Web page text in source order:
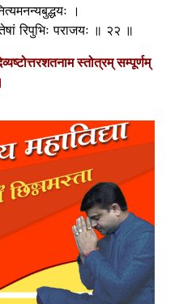
।
रिपुभिः पराजयः ॥ २२ ॥
स्तोत्रम् सम्पूर्णम्